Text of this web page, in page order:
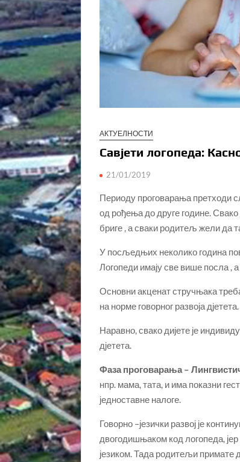
АКТУЕЛНОСТИ
Савјети логопеда:
21/01/2019
Периоду проговарања претходи
од рођења до друге године.
бриге , а сваки родитељ жели да
У посљедњих неколико година
Логопеди имају све више посла ,
Основни акценат стручњака
на норме говорног развоја дјетета.
Наравно, свако дијете је
дјетета.
Фаза проговарања –
нпр. мама, тата, и има показни
једноставне налоге.
Говорно –језички развој је
двогодишњаком код логопеда, јер
језиком. Тада родитељи примате